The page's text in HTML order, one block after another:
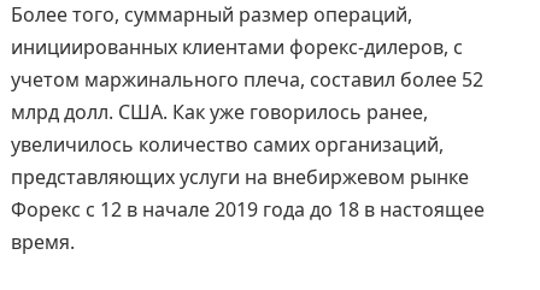
Более того, суммарный размер операций,
инициированных клиентами форекс-дилеров, с
учетом маржинального плеча, составил более 52
млрд долл. США. Как уже говорилось ранее,
увеличилось количество самих организаций,
представляющих услуги на внебиржевом рынке
Форекс с 12 в начале 2019 года до 18 в настоящее
время.